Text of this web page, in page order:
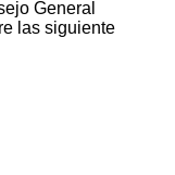
General
las siguiente